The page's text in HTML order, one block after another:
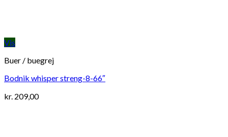
Vis
Buer / buegrej
Bodnik whisper streng-8-66″
kr. 209,00